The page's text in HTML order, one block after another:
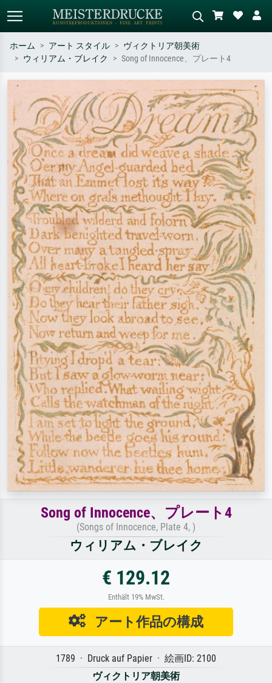
作家名・作品名・スタイルで検索
– 例：モネ、星月夜、印象派、北
斎の波、ヌード。
シーンを説明してください – 例：
緑の草原、赤の多い抽象画、暗い
油絵、木のそばの立ち姿のヌー
ド。
ホーム アート スタイル
ヴィクトリア朝美術
ウィリアム・ブレイク
Song of Innocence、プレート4
Song of Innocence、プレート4
(Songs of Innocence, Plate 4, )
ウィリアム・ブレイク
€ 129.12
Enthält 19% MwSt.
アート作品の構成
1789 · Druck auf Papier · 絵画ID: 2100
ヴィクトリア朝美術